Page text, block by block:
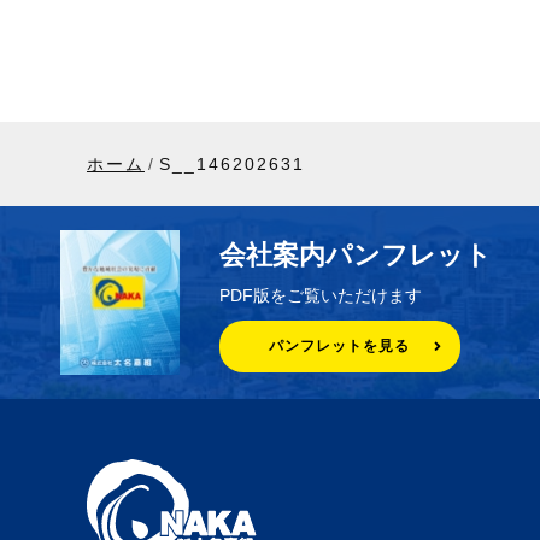
ホーム S__146202631
会社案内パンフレット
PDF版をご覧いただけます
パンフレットを見る